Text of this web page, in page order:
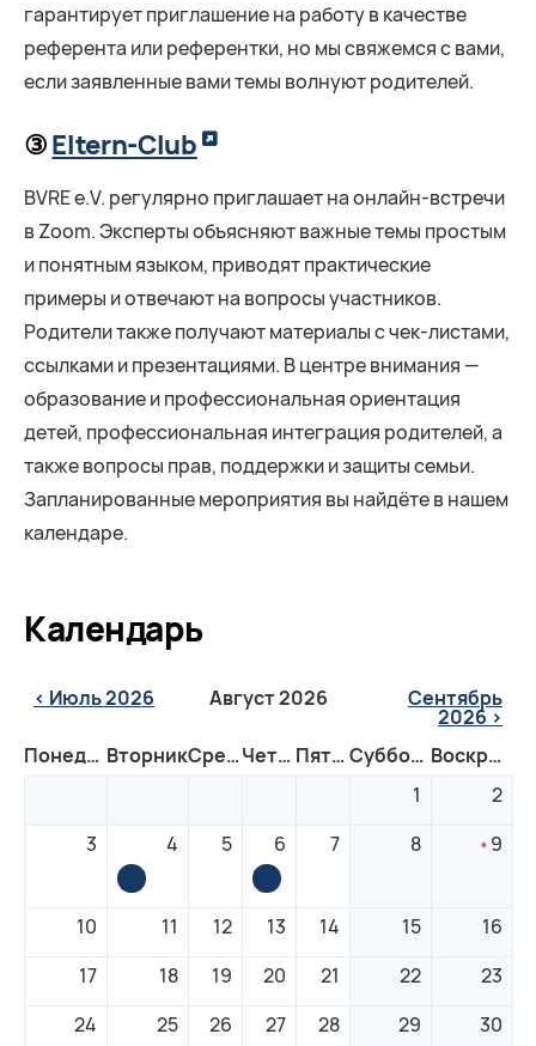
гарантирует приглашение на работу в качестве
референта или референтки, но мы свяжемся с вами,
если заявленные вами темы волнуют родителей.
③Eltern-Club
BVRE e.V. регулярно приглашает на онлайн-встречи
в Zoom. Эксперты объясняют важные темы простым
и понятным языком, приводят практические
примеры и отвечают на вопросы участников.
Родители также получают материалы с чек-листами,
ссылками и презентациями. В центре внимания —
образование и профессиональная ориентация
детей, профессиональная интеграция родителей, а
также вопросы прав, поддержки и защиты семьи.
Запланированные мероприятия вы найдёте в нашем
календаре.
Календарь
< Июль 2026 Август 2026 Сентябрь
2026 >
Понедельник Вторник Среда Четверг Пятница Суббота
Воскресенье
1
2
3
4
Инфомероприятие:
Дефицитные
5
6
Инфомероприятие:
Возможности
строительства
7 8 9
10 11 12 13 14 15
16
17
18 19 20 21 22
23
24
25 26 27 28 29
30